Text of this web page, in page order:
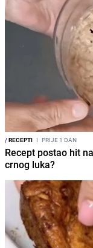
/RECEPTI I PRIJE 1 DAN
Recept postao hit
crnog luka?